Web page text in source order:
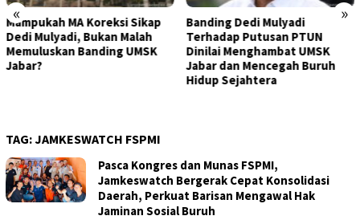
« »
Banding Dedi Mulyadi
Terhadap Putusan PTUN
Dinilai Menghambat UMSK
Jabar dan Mencegah Buruh
Bapak Aing
Banding, MA Tak Boleh
Mengubur Putusan
UMSK Jawa Barat
TAG:JAMKESWATCH FSPMI
Pasca Kongres dan Munas FSPMI,
Jamkeswatch Bergerak Cepat Konsolidasi
Daerah, Perkuat Barisan Mengawal Hak
Jaminan Sosial Buruh